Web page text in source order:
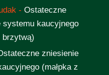
- Ostateczne
systemu kaucyjnego
brzytwą)
zniesienie
(małpka z